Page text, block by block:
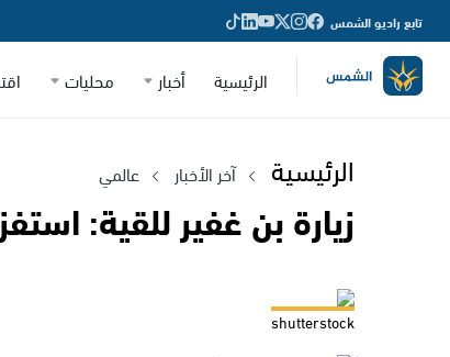
تابع راديو الشمس
الرئيسية أخبار محليات
الرئيسية آخر الأخبار عالمي
زيارة بن غفير للقية:
shutterstock